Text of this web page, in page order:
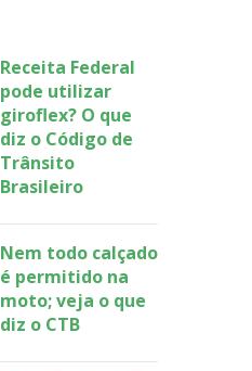
Receita Federal
pode utilizar
giroflex? O que
diz o Código de
Trânsito
Brasileiro
Nem todo calçado
é permitido na
moto; veja o que
diz o CTB